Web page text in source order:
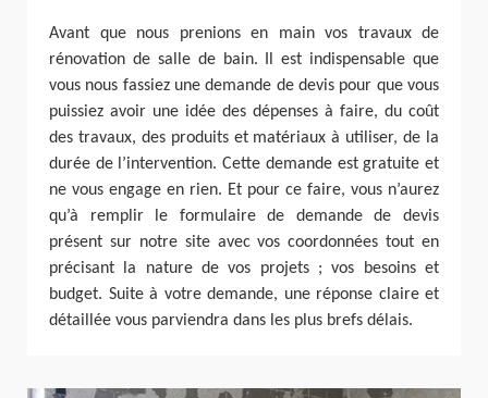
Avant que nous prenions en main vos travaux de
rénovation de salle de bain. Il est indispensable que
vous nous fassiez une demande de devis pour que vous
puissiez avoir une idée des dépenses à faire, du coût
des travaux, des produits et matériaux à utiliser, de la
durée de l’intervention. Cette demande est gratuite et
ne vous engage en rien. Et pour ce faire, vous n’aurez
qu’à remplir le formulaire de demande de devis
présent sur notre site avec vos coordonnées tout en
précisant la nature de vos projets ; vos besoins et
budget. Suite à votre demande, une réponse claire et
détaillée vous parviendra dans les plus brefs délais.